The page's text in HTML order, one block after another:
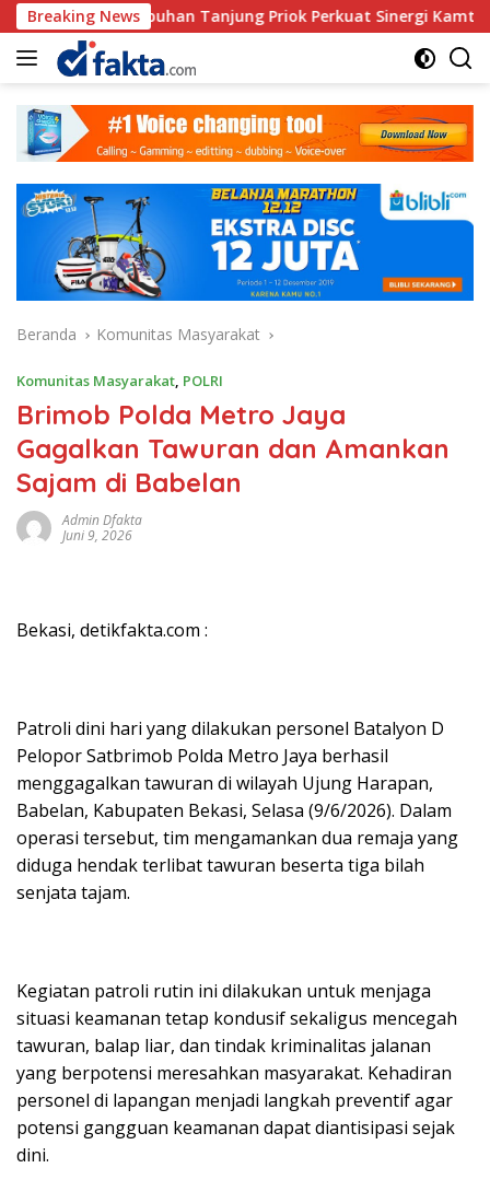
Langsung
ke
konten
Breaking NewsTanjung Priok Perkuat Sinergi Kamtibmas Bersama
Beranda Komunitas Masyarakat
Komunitas Masyarakat, POLRI
Brimob Polda Metro Jaya
Gagalkan Tawuran dan Amankan
Sajam di Babelan
Admin Dfakta
Juni 9, 2026
Bekasi, detikfakta.com :
Patroli dini hari yang dilakukan personel Batalyon D
Pelopor Satbrimob Polda Metro Jaya berhasil
menggagalkan tawuran di wilayah Ujung Harapan,
Babelan, Kabupaten Bekasi, Selasa (9/6/2026). Dalam
operasi tersebut, tim mengamankan dua remaja yang
diduga hendak terlibat tawuran beserta tiga bilah
senjata tajam.
Kegiatan patroli rutin ini dilakukan untuk menjaga
situasi keamanan tetap kondusif sekaligus mencegah
tawuran, balap liar, dan tindak kriminalitas jalanan
yang berpotensi meresahkan masyarakat. Kehadiran
personel di lapangan menjadi langkah preventif agar
potensi gangguan keamanan dapat diantisipasi sejak
dini.